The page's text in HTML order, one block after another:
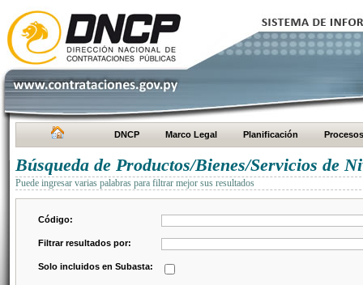
DNCP Marco Legal Planificación Procesos
Búsqueda de Productos/Bienes/Servicios de
Puede ingresar varias palabras para filtrar mejor sus resultados
Código:
Filtrar resultados por:
Solo incluidos en Subasta: